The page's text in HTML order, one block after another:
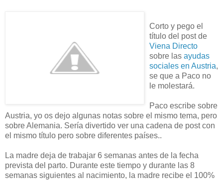
Corto y pego el
título del post de
Viena Directo
sobre las ayudas
sociales en Austria,
se que a Paco no
le molestará.
Paco escribe sobre
Austria, yo os dejo algunas notas sobre el mismo tema, pero
sobre Alemania. Sería divertido ver una cadena de post con
el mismo título pero sobre diferentes países..
La madre deja de trabajar 6 semanas antes de la fecha
prevista del parto. Durante este tiempo y durante las 8
semanas siguientes al nacimiento, la madre recibe el 100%